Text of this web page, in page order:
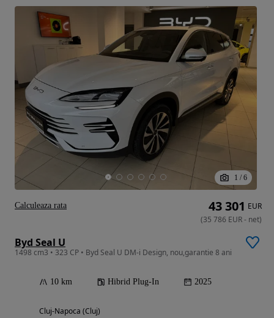
1 / 6
Byd Seal U
1498 cm3 • 323 CP • Byd Seal U DM-i Design, nou,garantie 8 ani
10 km Hibrid Plug-In 2025
Cluj-Napoca (Cluj)
43 301 EUR
(35 786 EUR- net)
Calculeaza rata